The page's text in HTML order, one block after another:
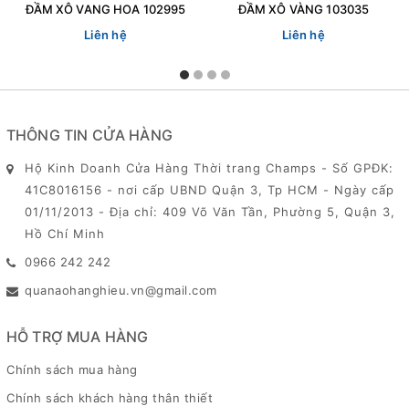
ĐẦM XÔ VANG HOA 102995
Liên hệ
ĐẦM XÔ VÀNG 103035
Liên hệ
THÔNG TIN CỬA HÀNG
Hộ Kinh Doanh Cửa Hàng Thời trang Champs - Số GPĐK:
41C8016156 - nơi cấp UBND Quận 3, Tp HCM - Ngày cấp
01/11/2013 - Địa chỉ: 409 Võ Văn Tần, Phường 5, Quận 3,
Hồ Chí Minh
0966 242 242
quanaohanghieu.vn@gmail.com
HỖ TRỢ MUA HÀNG
Chính sách mua hàng
Chính sách khách hàng thân thiết